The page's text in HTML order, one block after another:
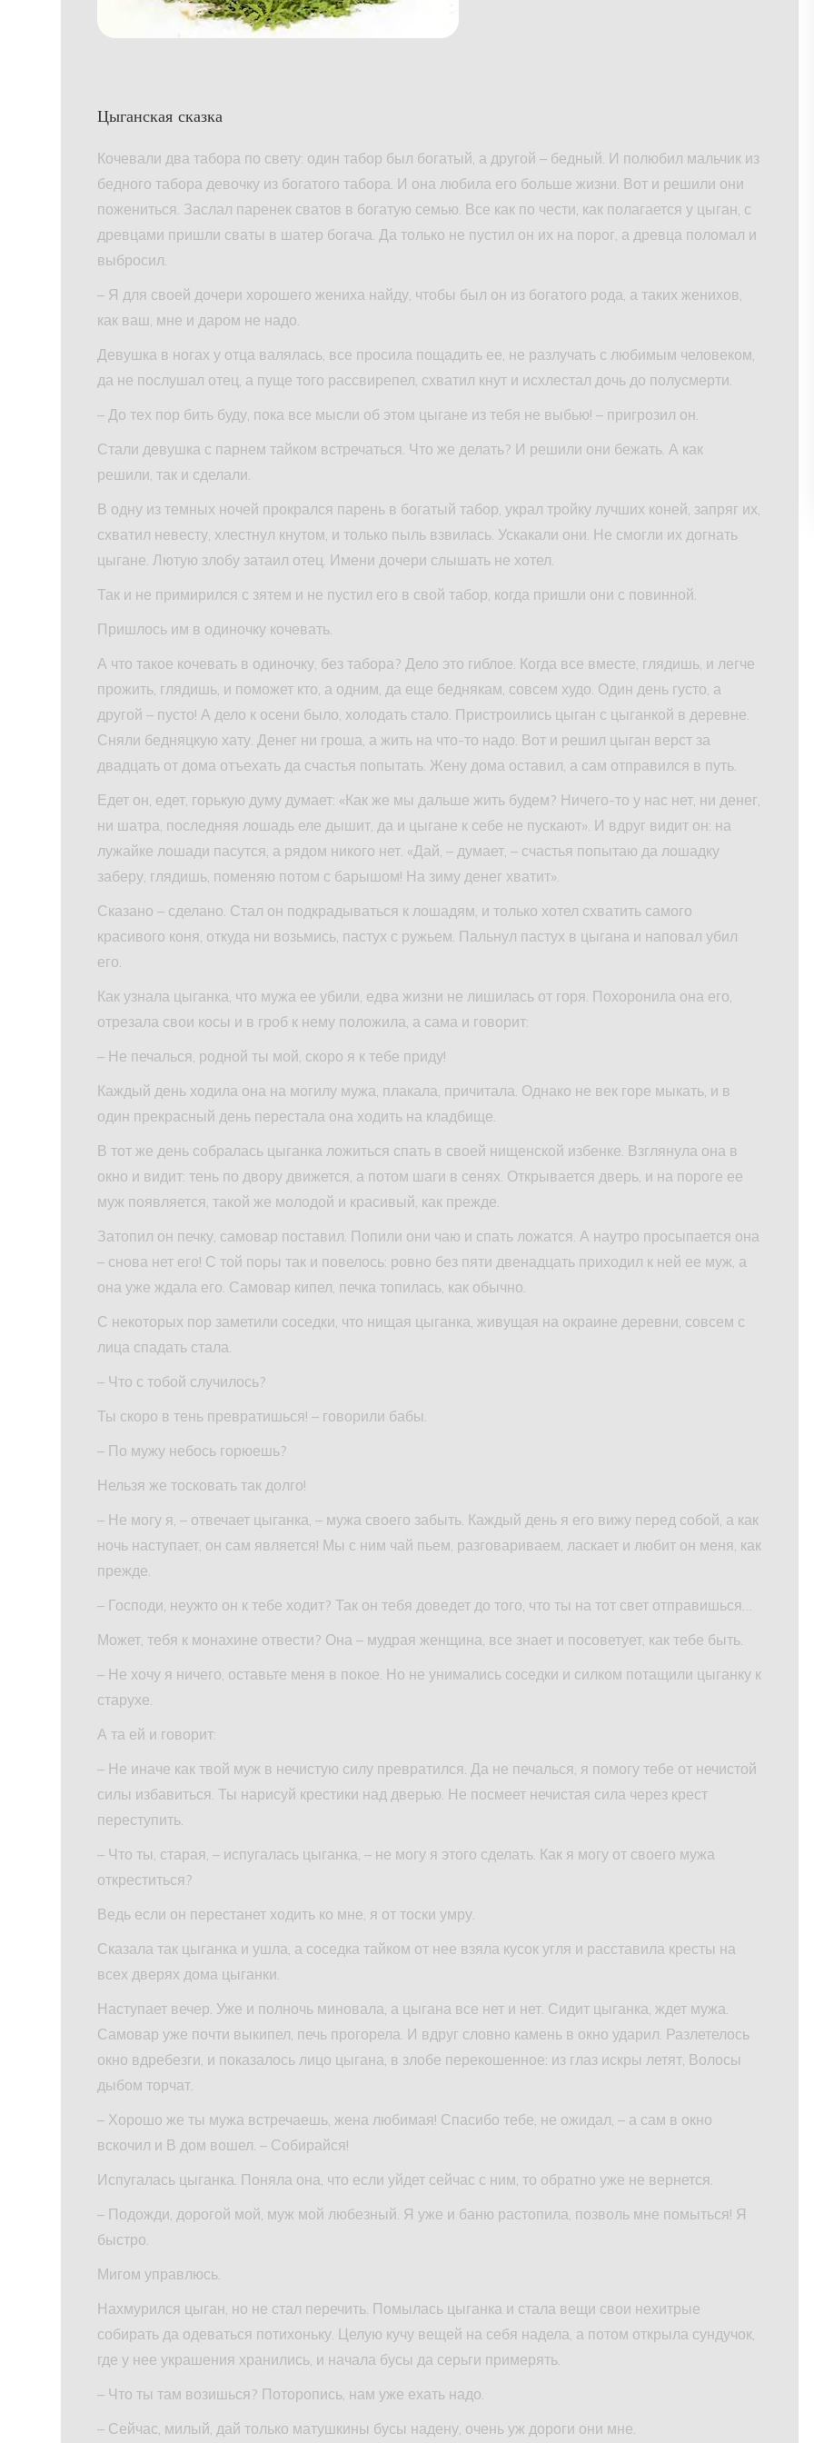
Цыганская сказка
Кочевали два табора по свету: один табор был богатый, а другой – бедный. И полюбил мальчик из
бедного табора девочку из богатого табора. И она любила его больше жизни. Вот и решили они
пожениться. Заслал паренек сватов в богатую семью. Все как по чести, как полагается у цыган, с
древцами пришли сваты в шатер богача. Да только не пустил он их на порог, а древца поломал и
выбросил.
– Я для своей дочери хорошего жениха найду, чтобы был он из богатого рода, а таких женихов,
как ваш, мне и даром не надо.
Девушка в ногах у отца валялась, все просила пощадить ее, не разлучать с любимым человеком,
да не послушал отец, а пуще того рассвирепел, схватил кнут и исхлестал дочь до полусмерти.
– До тех пор бить буду, пока все мысли об этом цыгане из тебя не выбью! – пригрозил он.
Стали девушка с парнем тайком встречаться. Что же делать? И решили они бежать. А как
решили, так и сделали.
В одну из темных ночей прокрался парень в богатый табор, украл тройку лучших коней, запряг их,
схватил невесту, хлестнул кнутом, и только пыль взвилась. Ускакали они. Не смогли их догнать
цыгане. Лютую злобу затаил отец. Имени дочери слышать не хотел.
Так и не примирился с зятем и не пустил его в свой табор, когда пришли они с повинной.
Пришлось им в одиночку кочевать.
А что такое кочевать в одиночку, без табора? Дело это гиблое. Когда все вместе, глядишь, и легче
прожить, глядишь, и поможет кто, а одним, да еще беднякам, совсем худо. Один день густо, а
другой – пусто! А дело к осени было, холодать стало. Пристроились цыган с цыганкой в деревне.
Сняли бедняцкую хату. Денег ни гроша, а жить на что-то надо. Вот и решил цыган верст за
двадцать от дома отъехать да счастья попытать. Жену дома оставил, а сам отправился в путь.
Едет он, едет, горькую думу думает: «Как же мы дальше жить будем? Ничего-то у нас нет, ни денег,
ни шатра, последняя лошадь еле дышит, да и цыгане к себе не пускают». И вдруг видит он: на
лужайке лошади пасутся, а рядом никого нет. «Дай, – думает, – счастья попытаю да лошадку
заберу, глядишь, поменяю потом с барышом! На зиму денег хватит».
Сказано – сделано. Стал он подкрадываться к лошадям, и только хотел схватить самого
красивого коня, откуда ни возьмись, пастух с ружьем. Пальнул пастух в цыгана и наповал убил
его.
Как узнала цыганка, что мужа ее убили, едва жизни не лишилась от горя. Похоронила она его,
отрезала свои косы и в гроб к нему положила, а сама и говорит:
– Не печалься, родной ты мой, скоро я к тебе приду!
Каждый день ходила она на могилу мужа, плакала, причитала. Однако не век горе мыкать, и в
один прекрасный день перестала она ходить на кладбище.
В тот же день собралась цыганка ложиться спать в своей нищенской избенке. Взглянула она в
окно и видит: тень по двору движется, а потом шаги в сенях. Открывается дверь, и на пороге ее
муж появляется, такой же молодой и красивый, как прежде.
Затопил он печку, самовар поставил. Попили они чаю и спать ложатся. А наутро просыпается она
– снова нет его! С той поры так и повелось: ровно без пяти двенадцать приходил к ней ее муж, а
она уже ждала его. Самовар кипел, печка топилась, как обычно.
С некоторых пор заметили соседки, что нищая цыганка, живущая на окраине деревни, совсем с
лица спадать стала.
– Что с тобой случилось?
Ты скоро в тень превратишься! – говорили бабы.
– По мужу небось горюешь?
Нельзя же тосковать так долго!
– Не могу я, – отвечает цыганка, – мужа своего забыть. Каждый день я его вижу перед собой, а как
ночь наступает, он сам является! Мы с ним чай пьем, разговариваем, ласкает и любит он меня, как
прежде.
– Господи, неужто он к тебе ходит? Так он тебя доведет до того, что ты на тот свет отправишься…
Может, тебя к монахине отвести? Она – мудрая женщина, все знает и посоветует, как тебе быть.
– Не хочу я ничего, оставьте меня в покое. Но не унимались соседки и силком потащили цыганку к
старухе.
А та ей и говорит:
– Не иначе как твой муж в нечистую силу превратился. Да не печалься, я помогу тебе от нечистой
силы избавиться. Ты нарисуй крестики над дверью. Не посмеет нечистая сила через крест
переступить.
– Что ты, старая, – испугалась цыганка, – не могу я этого сделать. Как я могу от своего мужа
откреститься?
Ведь если он перестанет ходить ко мне, я от тоски умру.
Сказала так цыганка и ушла, а соседка тайком от нее взяла кусок угля и расставила кресты на
всех дверях дома цыганки.
Наступает вечер. Уже и полночь миновала, а цыгана все нет и нет. Сидит цыганка, ждет мужа.
Самовар уже почти выкипел, печь прогорела. И вдруг словно камень в окно ударил. Разлетелось
окно вдребезги, и показалось лицо цыгана, в злобе перекошенное: из глаз искры летят, Волосы
дыбом торчат.
– Хорошо же ты мужа встречаешь, жена любимая! Спасибо тебе, не ожидал, – а сам в окно
вскочил и В дом вошел. – Собирайся!
Испугалась цыганка. Поняла она, что если уйдет сейчас с ним, то обратно уже не вернется.
– Подожди, дорогой мой, муж мой любезный. Я уже и баню растопила, позволь мне помыться! Я
быстро.
Мигом управлюсь.
Нахмурился цыган, но не стал перечить. Помылась цыганка и стала вещи свои нехитрые
собирать да одеваться потихоньку. Целую кучу вещей на себя надела, а потом открыла сундучок,
где у нее украшения хранились, и начала бусы да серьги примерять.
– Что ты там возишься? Поторопись, нам уже ехать надо.
– Сейчас, милый, дай только матушкины бусы надену, очень уж дороги они мне.